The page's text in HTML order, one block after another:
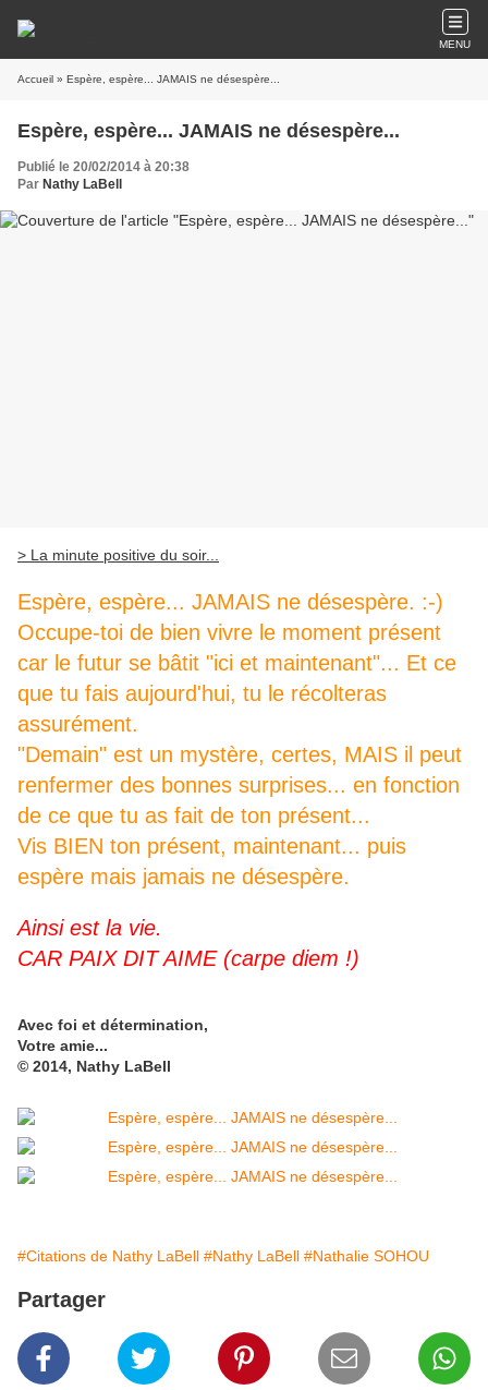
MENU
Accueil » Espère, espère... JAMAIS ne désespère...
Espère, espère... JAMAIS ne désespère...
Publié le 20/02/2014 à 20:38
Par Nathy LaBell
> La minute positive du soir...
Espère, espère... JAMAIS ne désespère. :-)
Occupe-toi de bien vivre le moment présent
car le futur se bâtit "ici et maintenant"... Et ce
que tu fais aujourd'hui, tu le récolteras
assurément.
"Demain" est un mystère, certes, MAIS il peut
renfermer des bonnes surprises... en fonction
de ce que tu as fait de ton présent...
Vis BIEN ton présent, maintenant... puis
espère mais jamais ne désespère.
Ainsi est la vie.
CAR PAIX DIT AIME (carpe diem !)
Avec foi et détermination,
Votre amie...
© 2014, Nathy LaBell
#Citations de Nathy LaBell #Nathy LaBell #Nathalie SOHOU
Partager